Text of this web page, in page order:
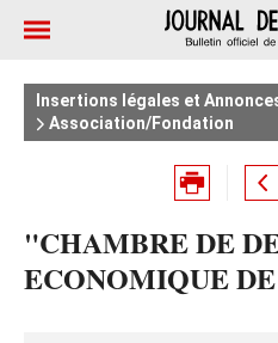
Insertions légales et
Association/Fondation
"CHAMBRE DE
ECONOMIQUE